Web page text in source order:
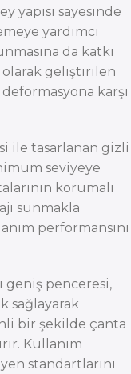
yapısı sayesinde
yardımcı
da katkı
olarak geliştirilen
deformasyona karşı
ile tasarlanan gizli
seviyeye
korumalı
sunmakla
performansını
geniş penceresi,
sağlayarak
bir şekilde çanta
Kullanım
standartlarını